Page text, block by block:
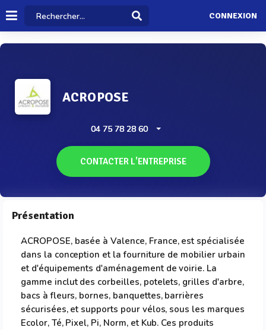
CONNEXION
ACROPOSE
04 75 78 28 60
CONTACTER L'ENTREPRISE
Présentation
ACROPOSE, basée à Valence, France, est spécialisée
dans la conception et la fourniture de mobilier urbain
et d'équipements d'aménagement de voirie. La
gamme inclut des corbeilles, potelets, grilles d'arbre,
bacs à fleurs, bornes, banquettes, barrières
sécurisées, et supports pour vélos, sous les marques
Ecolor, Té, Pixel, Pi, Norm, et Kub. Ces produits